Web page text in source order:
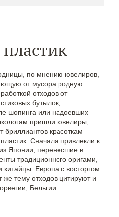
по мнению ювелиров,
от мусора родную
отходов от
бутылок,
шопинга или надоевших
пришли ювелиры,
красоткам
Сначала привлекли к
Японии, перенесшие в
традиционного оригами,
китайцы. Европа с восторгом
же тему отходов цитируют и
Бельгии.